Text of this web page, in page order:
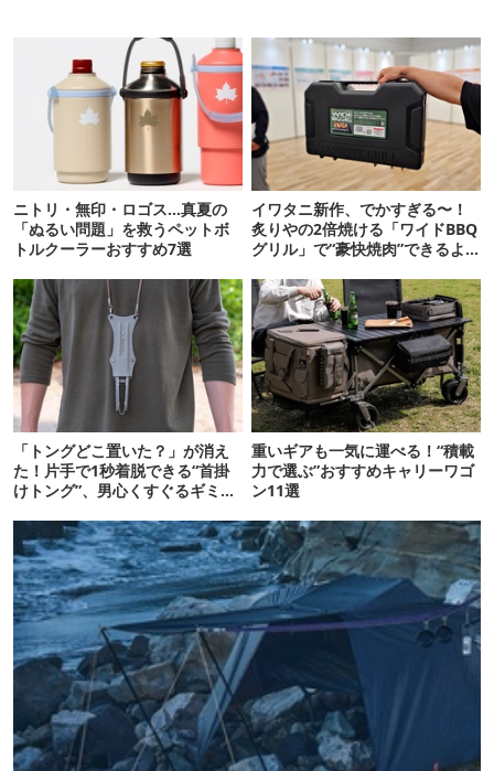
ニトリ・無印・ロゴス…真夏の
「ぬるい問題」を救うペットボ
トルクーラーおすすめ7選
イワタニ新作、でかすぎる〜！
炙りやの2倍焼ける「ワイドBBQ
グリル」で“豪快焼肉”できるよ
「トングどこ置いた？」が消え
た！片手で1秒着脱できる“首掛
けトング”、男心くすぐるギミッ
重いギアも一気に運べる！“積載
力で選ぶ”おすすめキャリーワゴ
ン11選